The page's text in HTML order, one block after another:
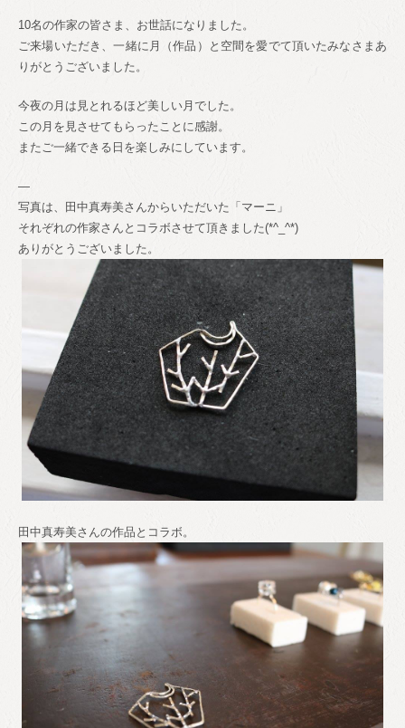
10名の作家の皆さま、お世話になりました。
ご来場いただき、一緒に月（作品）と空間を愛でて頂いたみなさまあ
りがとうございました。
今夜の月は見とれるほど美しい月でした。
この月を見させてもらったことに感謝。
またご一緒できる日を楽しみにしています。
—
写真は、田中真寿美さんからいただいた「マーニ」
それぞれの作家さんとコラボさせて頂きました(*^_^*)
ありがとうございました。
田中真寿美さんの作品とコラボ。